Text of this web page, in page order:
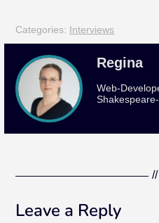
Categories: Interviews
Regina
Web-
Leave a Reply